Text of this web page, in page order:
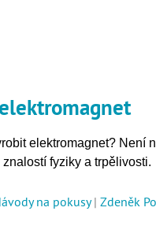
elektromagnet? Není
fyziky a trpělivosti.
na pokusy| Zdeněk